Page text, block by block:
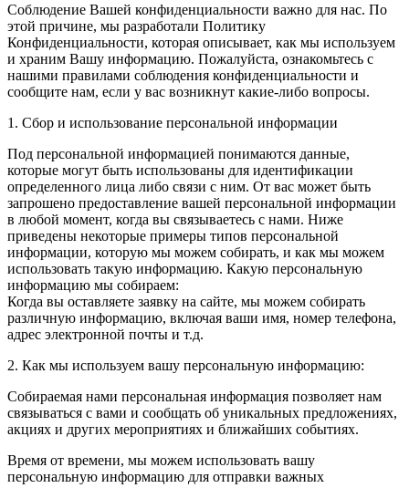
Соблюдение Вашей конфиденциальности важно для нас. По
этой причине, мы разработали Политику
Конфиденциальности, которая описывает, как мы используем
и храним Вашу информацию. Пожалуйста, ознакомьтесь с
нашими правилами соблюдения конфиденциальности и
сообщите нам, если у вас возникнут какие-либо вопросы.
1. Сбор и использование персональной информации
Под персональной информацией понимаются данные,
которые могут быть использованы для идентификации
определенного лица либо связи с ним. От вас может быть
запрошено предоставление вашей персональной информации
в любой момент, когда вы связываетесь с нами. Ниже
приведены некоторые примеры типов персональной
информации, которую мы можем собирать, и как мы можем
использовать такую информацию. Какую персональную
информацию мы собираем:
Когда вы оставляете заявку на сайте, мы можем собирать
различную информацию, включая ваши имя, номер телефона,
адрес электронной почты и т.д.
2. Как мы используем вашу персональную информацию:
Собираемая нами персональная информация позволяет нам
связываться с вами и сообщать об уникальных предложениях,
акциях и других мероприятиях и ближайших событиях.
Время от времени, мы можем использовать вашу
персональную информацию для отправки важных